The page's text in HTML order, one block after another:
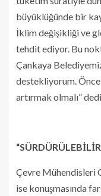
büyüklüğünde bir
İklim değişikliği ve
tehdit ediyor. Bu
Çankaya
destekliyorum.
artırmak olmalı” dedi.
Çevre Mühendisleri
ise konuşmasında